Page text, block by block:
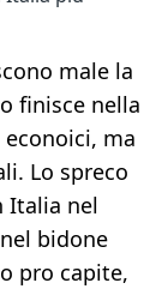
male la
finisce nella
ma
Lo spreco
Italia nel
bidone
pro capite,